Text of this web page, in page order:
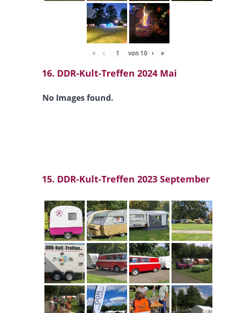
« ‹ von 10 › »
16. DDR-Kult-Treffen 2024 Mai
No Images found.
15. DDR-Kult-Treffen 2023 September